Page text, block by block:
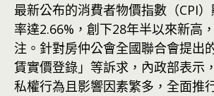
最新公布的消費者物價指數（CPI）
率達2.66%，創下28年半以來新高
注。針對房仲公會全國聯合會提出
賃實價登錄」等訴求，內政部表示
私權行為且影響因素繁多，全面推